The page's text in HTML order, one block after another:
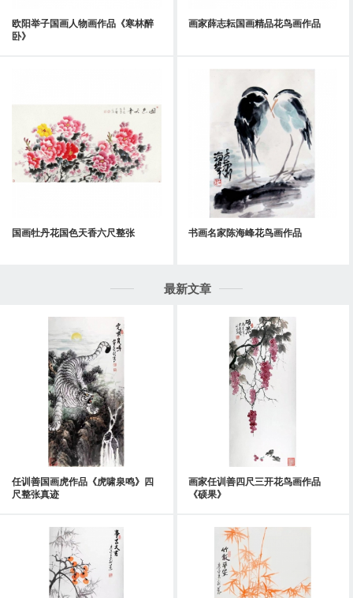
欧阳举子国画人物画作品《寒林醉
卧》
画家薛志耘国画精品花鸟画作品
国画牡丹花国色天香六尺整张 书画名家陈海峰花鸟画作品
最新文章
任训善国画虎作品《虎啸泉鸣》四
尺整张真迹
画家任训善四尺三开花鸟画作品
《硕果》